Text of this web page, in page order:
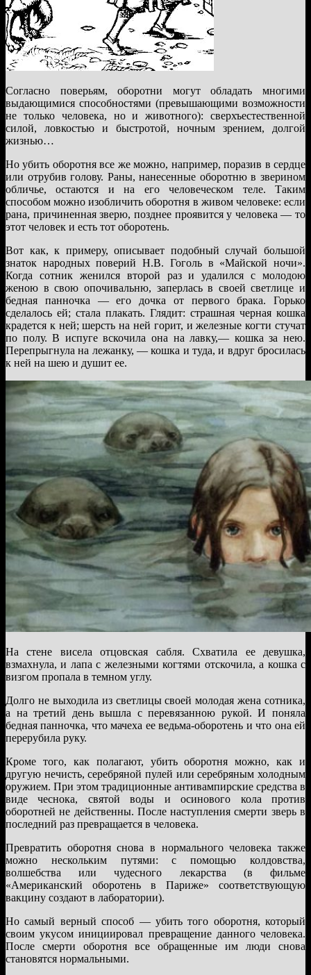
Согласно поверьям, оборотни могут обладать многими
выдающимися способностями (превышающими возможности
не только человека, но и животного): сверхъестественной
силой, ловкостью и быстротой, ночным зрением, долгой
жизнью…
Но убить оборотня все же можно, например, поразив в сердце
или отрубив голову. Раны, нанесенные оборотню в зверином
обличье, остаются и на его человеческом теле. Таким
способом можно изобличить оборотня в живом человеке: если
рана, причиненная зверю, позднее проявится у человека — то
этот человек и есть тот оборотень.
Вот как, к примеру, описывает подобный случай большой
знаток народных поверий Н.В. Гоголь в «Майской ночи».
Когда сотник женился второй раз и удалился с молодою
женою в свою опочивальню, заперлась в своей светлице и
бедная панночка — его дочка от первого брака. Горько
сделалось ей; стала плакать. Глядит: страшная черная кошка
крадется к ней; шерсть на ней горит, и железные когти стучат
по полу. В испуге вскочила она на лавку,— кошка за нею.
Перепрыгнула на лежанку, — кошка и туда, и вдруг бросилась
к ней на шею и душит ее.
На стене висела отцовская сабля. Схватила ее девушка,
взмахнула, и лапа с железными когтями отскочила, а кошка с
визгом пропала в темном углу.
Долго не выходила из светлицы своей молодая жена сотника,
а на третий день вышла с перевязанною рукой. И поняла
бедная панночка, что мачеха ее ведьма-оборотень и что она ей
перерубила руку.
Кроме того, как полагают, убить оборотня можно, как и
другую нечисть, серебряной пулей или серебряным холодным
оружием. При этом традиционные антивампирские средства в
виде чеснока, святой воды и осинового кола против
оборотней не действенны. После наступления смерти зверь в
последний раз превращается в человека.
Превратить оборотня снова в нормального человека также
можно нескольким путями: с помощью колдовства,
волшебства или чудесного лекарства (в фильме
«Американский оборотень в Париже» соответствующую
вакцину создают в лаборатории).
Но самый верный способ — убить того оборотня, который
своим укусом инициировал превращение данного человека.
После смерти оборотня все обращенные им люди снова
становятся нормальными.